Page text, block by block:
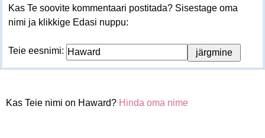
Kas Te soovite kommentaari postitada? Sisestage oma
nimi ja klikkige Edasi nuppu:
Teie eesnimi:
Kas Teie nimi on Haward? Hinda oma nime